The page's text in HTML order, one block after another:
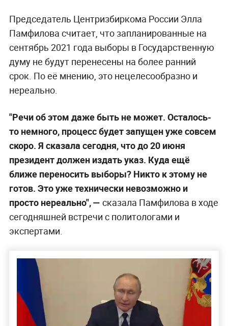
Председатель Центризбиркома России Элла
Памфилова считает, что запланированные на
сентябрь 2021 года выборы в Государственную
думу не будут перенесены на более ранний
срок. По её мнению, это нецелесообразно и
нереально.
"Речи об этом даже быть не может. Осталось-
то немного, процесс будет запущен уже совсем
скоро. Я сказала сегодня, что до 20 июня
президент должен издать указ. Куда ещё
ближе переносить выборы? Никто к этому не
готов. Это уже технически невозможно и
просто нереально", — сказала Памфилова в ходе
сегодняшней встречи с политологами и
экспертами.